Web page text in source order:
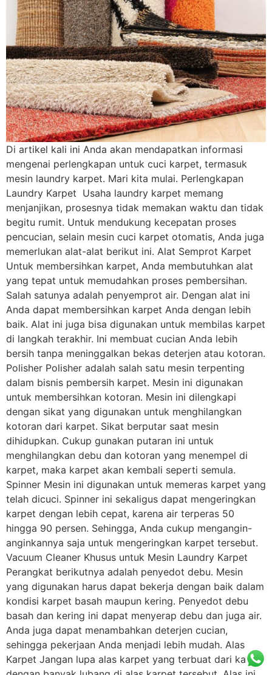
Di artikel kali ini Anda akan mendapatkan informasi
mengenai perlengkapan untuk cuci karpet, termasuk
mesin laundry karpet. Mari kita mulai. Perlengkapan
Laundry Karpet Usaha laundry karpet memang
menjanjikan, prosesnya tidak memakan waktu dan tidak
begitu rumit. Untuk mendukung kecepatan proses
pencucian, selain mesin cuci karpet otomatis, Anda juga
memerlukan alat-alat berikut ini. Alat Semprot Karpet
Untuk membersihkan karpet, Anda membutuhkan alat
yang tepat untuk memudahkan proses pembersihan.
Salah satunya adalah penyemprot air. Dengan alat ini
Anda dapat membersihkan karpet Anda dengan lebih
baik. Alat ini juga bisa digunakan untuk membilas karpet
di langkah terakhir. Ini membuat cucian Anda lebih
bersih tanpa meninggalkan bekas deterjen atau kotoran.
Polisher Polisher adalah salah satu mesin terpenting
dalam bisnis pembersih karpet. Mesin ini digunakan
untuk membersihkan kotoran. Mesin ini dilengkapi
dengan sikat yang digunakan untuk menghilangkan
kotoran dari karpet. Sikat berputar saat mesin
dihidupkan. Cukup gunakan putaran ini untuk
menghilangkan debu dan kotoran yang menempel di
karpet, maka karpet akan kembali seperti semula.
Spinner Mesin ini digunakan untuk memeras karpet yang
telah dicuci. Spinner ini sekaligus dapat mengeringkan
karpet dengan lebih cepat, karena air terperas 50
hingga 90 persen. Sehingga, Anda cukup mengangin-
anginkannya saja untuk mengeringkan karpet tersebut.
Vacuum Cleaner Khusus untuk Mesin Laundry Karpet
Perangkat berikutnya adalah penyedot debu. Mesin
yang digunakan harus dapat bekerja dengan baik dalam
kondisi karpet basah maupun kering. Penyedot debu
basah dan kering ini dapat menyerap debu dan juga air.
Anda juga dapat menambahkan deterjen cucian,
sehingga pekerjaan Anda menjadi lebih mudah. Alas
Karpet Jangan lupa alas karpet yang terbuat dari karet